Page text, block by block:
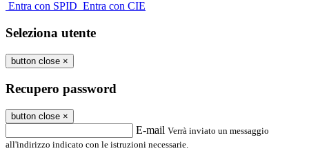
Entra con SPID Entra con CIE
Seleziona utente
button close ×
Recupero password
button close ×
E-mail Verrà inviato un messaggio
all'indirizzo indicato con le istruzioni necessarie.